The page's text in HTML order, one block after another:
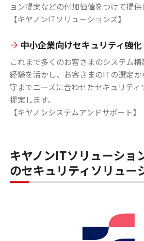
ョン提案などの付加価値をつけて提供
【キヤノンITソリューションズ】
中小企業向けセキュリティ強化
これまで多くのお客さまのシステム
経験を活かし、お客さまのITの選定
守までニーズに合わせたセキュリティ
提案します。
【キヤノンシステムアンドサポート】
キヤノンITソリューショ
のセキュリティソリュー